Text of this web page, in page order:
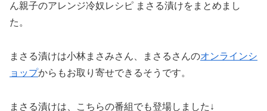
ん親子のアレンジ冷奴レシピ まさる漬けをまとめまし
た。
まさる漬けは小林まさみさん、まさるさんのオンラインシ
ョップからもお取り寄せできるそうです。
まさる漬けは、こちらの番組でも登場しました↓